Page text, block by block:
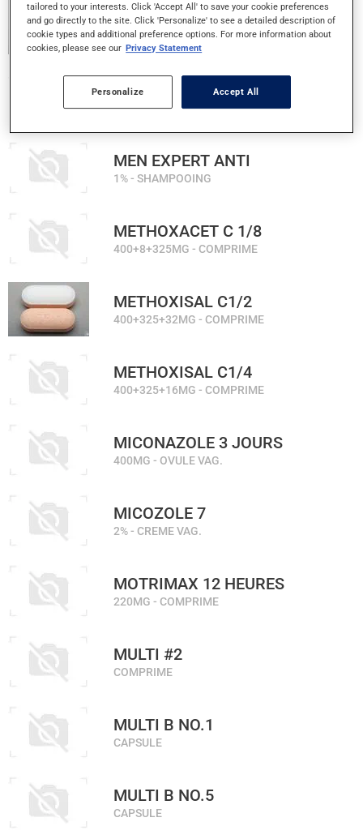
MCAL 500 MG
500MG - COMPRIME
MEGA SWISS ONE 25 MULTI
COMPRIME
MEN EXPERT ANTI
1% - SHAMPOOING
METHOXACET C 1/8
400+8+325MG - COMPRIME
METHOXISAL C1/2
400+325+32MG - COMPRIME
METHOXISAL C1/4
400+325+16MG - COMPRIME
MICONAZOLE 3 JOURS
400MG - OVULE VAG.
MICOZOLE 7
2% - CREME VAG.
MOTRIMAX 12 HEURES
220MG - COMPRIME
MULTI #2
COMPRIME
MULTI B NO.1
CAPSULE
MULTI B NO.5
CAPSULE
tailored to your interests. Click 'Accept All' to save your cookie preferences
and go directly to the site. Click 'Personalize' to see a detailed description of
cookie types and additional preference options. For more information about
cookies, please see our Privacy Statement
Personalize Accept All